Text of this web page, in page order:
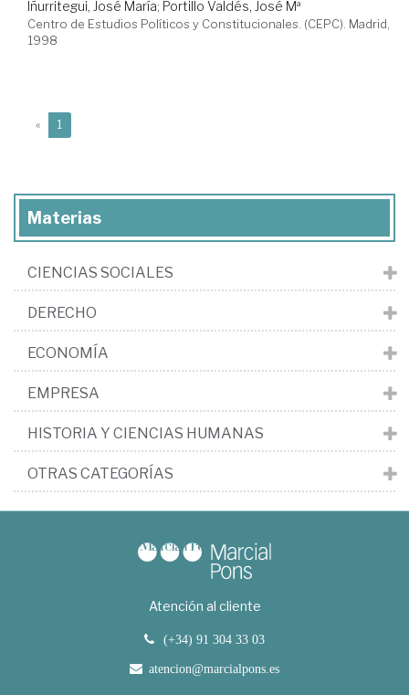
Iñurritegui, José María; Portillo Valdés, José Mª
Centro de Estudios Políticos y Constitucionales. (CEPC). Madrid,
1998
« 1
Materias
CIENCIAS SOCIALES
DERECHO
ECONOMÍA
EMPRESA
HISTORIA Y CIENCIAS HUMANAS
OTRAS CATEGORÍAS
Atención al cliente
(+34) 91 304 33 03
atencion@marcialpons.es